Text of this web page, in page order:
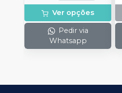
Ver opções
Pedir via
Whatsapp